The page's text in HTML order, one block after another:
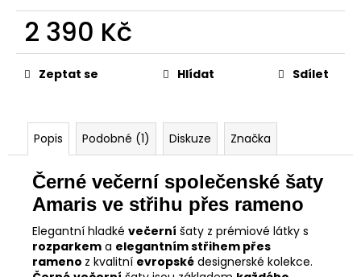
2 390 Kč
Měrná
cena:Zeptat se Hlídat Sdílet
Popis Podobné (1) Diskuze Značka
Černé večerní společenské šaty
Amaris ve střihu přes rameno
Elegantní hladké večerní šaty z prémiové látky s
rozparkem a elegantním střihem přes
rameno z kvalitní evropské designerské kolekce.